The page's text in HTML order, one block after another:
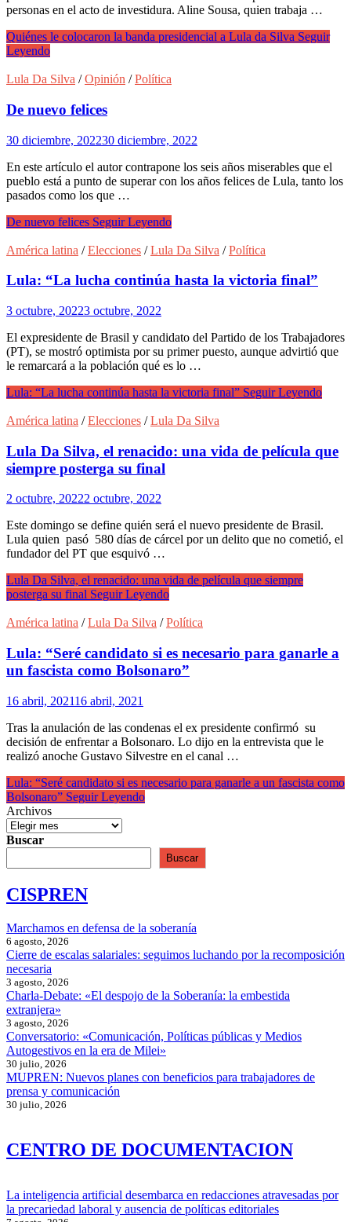
personas en el acto de investidura. Aline Sousa, quien trabaja …
Quiénes le colocaron la banda presidencial a Lula da Silva Seguir
Leyendo
Lula Da Silva /Opinión /Política
De nuevo felices
30 diciembre, 202230 diciembre, 2022
En este artículo el autor contrapone los seis años miserables que el
pueblo está a punto de superar con los años felices de Lula, tanto los
pasados como los que …
De nuevo felices Seguir Leyendo
América latina /Elecciones /Lula Da Silva /Política
Lula: “La lucha continúa hasta la victoria final”
3 octubre, 20223 octubre, 2022
El expresidente de Brasil y candidato del Partido de los Trabajadores
(PT), se mostró optimista por su primer puesto, aunque advirtió que
le remarcará a la población qué es lo …
Lula: “La lucha continúa hasta la victoria final” Seguir Leyendo
América latina /Elecciones /Lula Da Silva
Lula Da Silva, el renacido: una vida de película que
siempre posterga su final
2 octubre, 20222 octubre, 2022
Este domingo se define quién será el nuevo presidente de Brasil.
Lula quien pasó 580 días de cárcel por un delito que no cometió, el
fundador del PT que esquivó …
Lula Da Silva, el renacido: una vida de película que siempre
posterga su final Seguir Leyendo
América latina /Lula Da Silva /Política
Lula: “Seré candidato si es necesario para ganarle a
un fascista como Bolsonaro”
16 abril, 202116 abril, 2021
Tras la anulación de las condenas el ex presidente confirmó su
decisión de enfrentar a Bolsonaro. Lo dijo en la entrevista que le
realizó anoche Gustavo Silvestre en el canal …
Lula: “Seré candidato si es necesario para ganarle a un fascista como
Bolsonaro” Seguir Leyendo
Archivos
Buscar
Buscar
CISPREN
Marchamos en defensa de la soberanía
6 agosto, 2026
Cierre de escalas salariales: seguimos luchando por la recomposición
necesaria
3 agosto, 2026
Charla-Debate: «El despojo de la Soberanía: la embestida
extranjera»
3 agosto, 2026
Conversatorio: «Comunicación, Políticas públicas y Medios
Autogestivos en la era de Milei»
30 julio, 2026
MUPREN: Nuevos planes con beneficios para trabajadores de
prensa y comunicación
30 julio, 2026
CENTRO DE DOCUMENTACION
La inteligencia artificial desembarca en redacciones atravesadas por
la precariedad laboral y ausencia de políticas editoriales